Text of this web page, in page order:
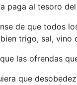
paga al tesoro
de que todos
trigo, sal, vino
las ofrendas
que